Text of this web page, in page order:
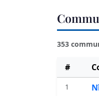
353
#
1